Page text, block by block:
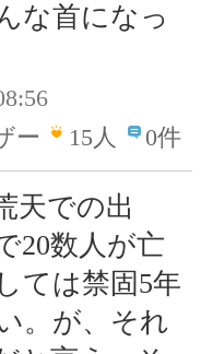
な首になっ
ー
15人 0件
天での出
20数人が亡
ては禁固5年
。が、それ